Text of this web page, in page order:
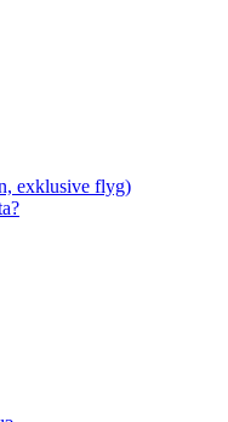
exklusive flyg)